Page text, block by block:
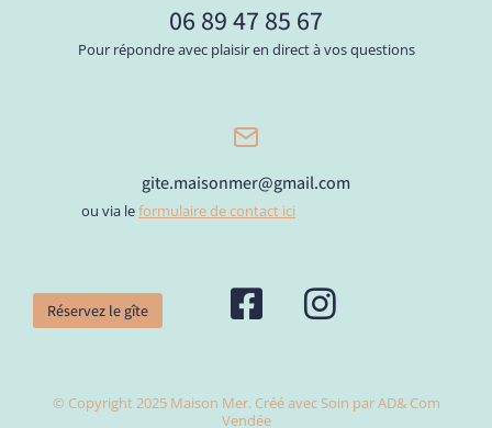
06 89 47 85 67
Pour répondre avec plaisir en direct à vos questions
gite.maisonmer@gmail.com
ou via leformulaire de contact ici
Réservez le gîte
© Copyright 2025 Maison Mer. Créé avec Soin par AD& Com
Vendée